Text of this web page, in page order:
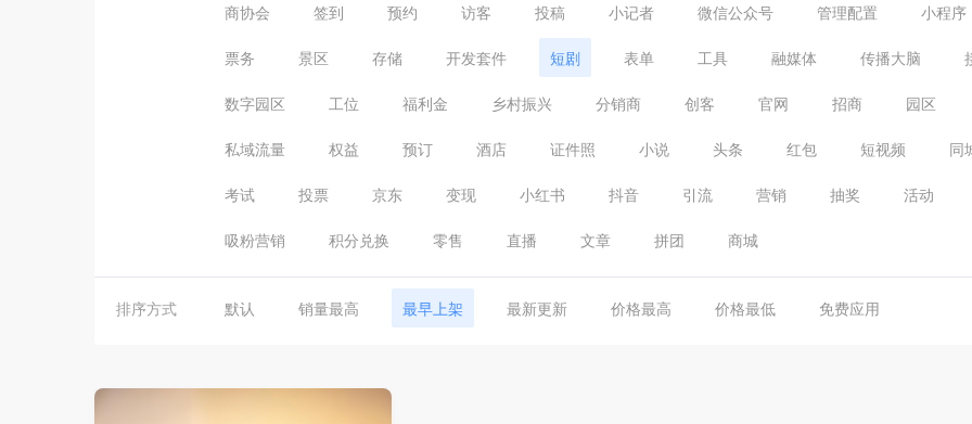
商协会 签到 预约 访客 投稿 小记者 微信公众号 管理配置 小程序
票务 景区 存储 开发套件 短剧 表单 工具 融媒体 传播大脑
数字园区 工位 福利金 乡村振兴 分销商 创客 官网 招商 园区
私域流量 权益 预订 酒店 证件照 小说 头条 红包 短视频 同
考试 投票 京东 变现 小红书 抖音 引流 营销 抽奖 活动
吸粉营销 积分兑换 零售 直播 文章 拼团 商城
排序方式 默认 销量最高 最早上架 最新更新 价格最高 价格最低 免费应用